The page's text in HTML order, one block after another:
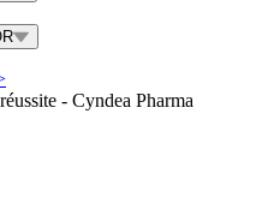
- Cyndea Pharma